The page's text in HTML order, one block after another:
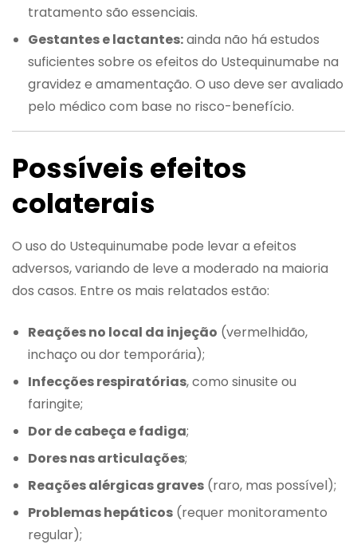
tratamento são essenciais.
Gestantes e lactantes:ainda não há estudos
suficientes sobre os efeitos do Ustequinumabe na
gravidez e amamentação. O uso deve ser avaliado
pelo médico com base no risco-benefício.
Possíveis efeitos
colaterais
O uso do Ustequinumabe pode levar a efeitos
adversos, variando de leve a moderado na maioria
dos casos. Entre os mais relatados estão:
Reações no local da injeção (vermelhidão,
inchaço ou dor temporária);
Infecções respiratórias, como sinusite ou
faringite;
Dor de cabeça e fadiga;
Dores nas articulações;
Reações alérgicas graves (raro, mas possível);
Problemas hepáticos (requer monitoramento
regular);